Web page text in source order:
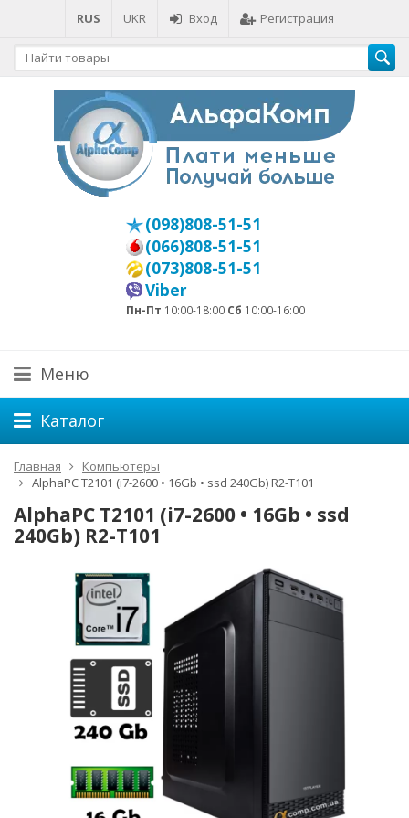
RUS UKR Вход Регистрация
(098)808-51-51
(066)808-51-51
(073)808-51-51
Viber
Пн-Пт 10:00-18:00 Сб 10:00-16:00
Меню
Каталог
Главная
Компьютеры
AlphaPC T2101 (i7-2600 • 16Gb • ssd 240Gb) R2-T101
AlphaPC T2101 (i7-2600 • 16Gb • ssd
240Gb) R2-T101